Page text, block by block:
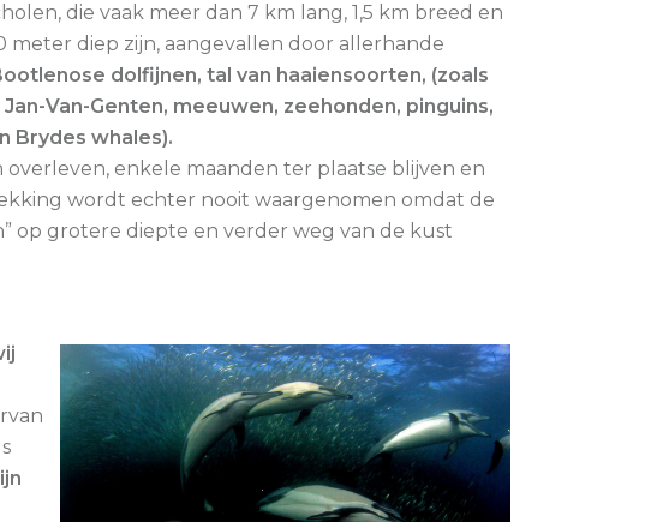
die vaak meer dan 7 km lang, 1,5 km breed en
meter diep zijn, aangevallen door allerhande
dolfijnen, tal van haaiensoorten, (zoals
Van-Genten, meeuwen, zeehonden, pinguins,
Brydes whales).
enkele maanden ter plaatse blijven en
wordt echter nooit waargenomen omdat de
op grotere diepte en verder weg van de kust